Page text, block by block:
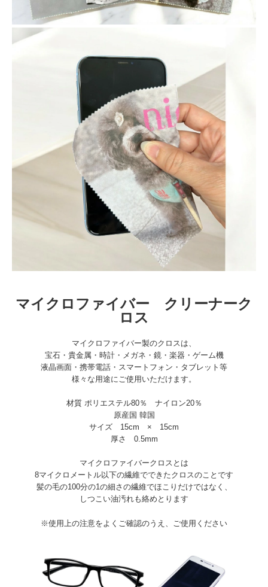
マイクロファイバー クリーナーク
ロス
マイクロファイバー製のクロスは、
宝石・貴金属・時計・メガネ・鏡・楽器・ゲーム機
液晶画面・携帯電話・スマートフォン・タブレット等
様々な用途にご使用いただけます。
材質 ポリエステル80％ ナイロン20％
原産国 韓国
サイズ 15cm × 15cm
厚さ 0.5mm
マイクロファイバークロスとは
8マイクロメートル以下の繊維でできたクロスのことです
髪の毛の100分の1の細さの繊維でほこりだけではなく、
しつこい油汚れも絡めとります
※使用上の注意をよくご確認のうえ、ご使用ください